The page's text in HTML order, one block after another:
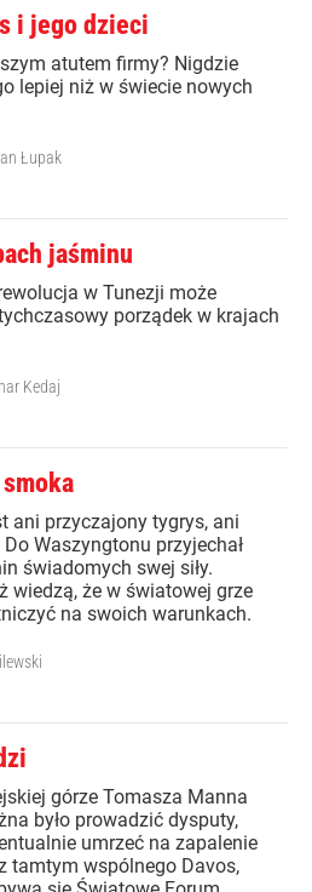
i jego dzieci
atutem firmy? Nigdzie
lepiej niż w świecie nowych
Łupak
jaśminu
w Tunezji może
porządek w krajach
Kedaj
smoka
ani przyczajony tygrys, ani
Waszyngtonu przyjechał
świadomych swej siły.
wiedzą, że w światowej grze
na swoich warunkach.
górze Tomasza Manna
było prowadzić dysputy,
umrzeć na zapalenie
tamtym wspólnego Davos,